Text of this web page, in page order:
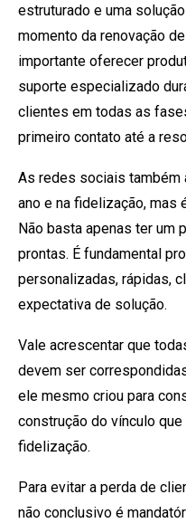
estruturado e uma
momento da renovação
importante oferecer
suporte especializado
clientes em todas as
primeiro contato até a
As redes sociais também
ano e na fidelização, mas
Não basta apenas ter um
prontas. É fundamental
personalizadas, rápidas,
expectativa de solução.
Vale acrescentar que
devem ser
ele mesmo criou para
construção do vínculo
fidelização.
Para evitar a perda de
não conclusivo é